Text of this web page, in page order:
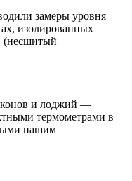
замеры уровня
изолированных
и лоджий —
термометрами в
нашим